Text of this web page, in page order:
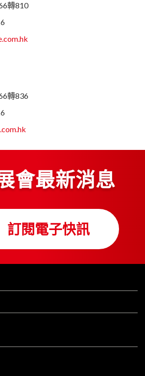
轉810
轉836
會最新消息
訂閱電子快訊